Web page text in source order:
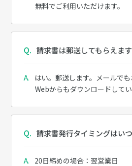
無料でご利用いただけます。
請求書は郵送してもらえま
はい。郵送します。メールでも
Webからもダウンロードしてい
請求書発行タイミングはい
20日締めの場合：翌営業日